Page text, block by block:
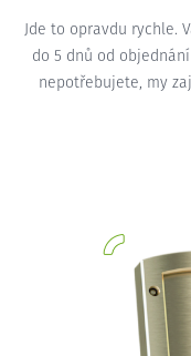
Jde to opravdu rychle.
do 5 dnů od
nepotřebujete, my